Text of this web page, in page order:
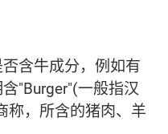
含牛成分，例如有
"Burger"(一般指汉
称，所含的猪肉、羊